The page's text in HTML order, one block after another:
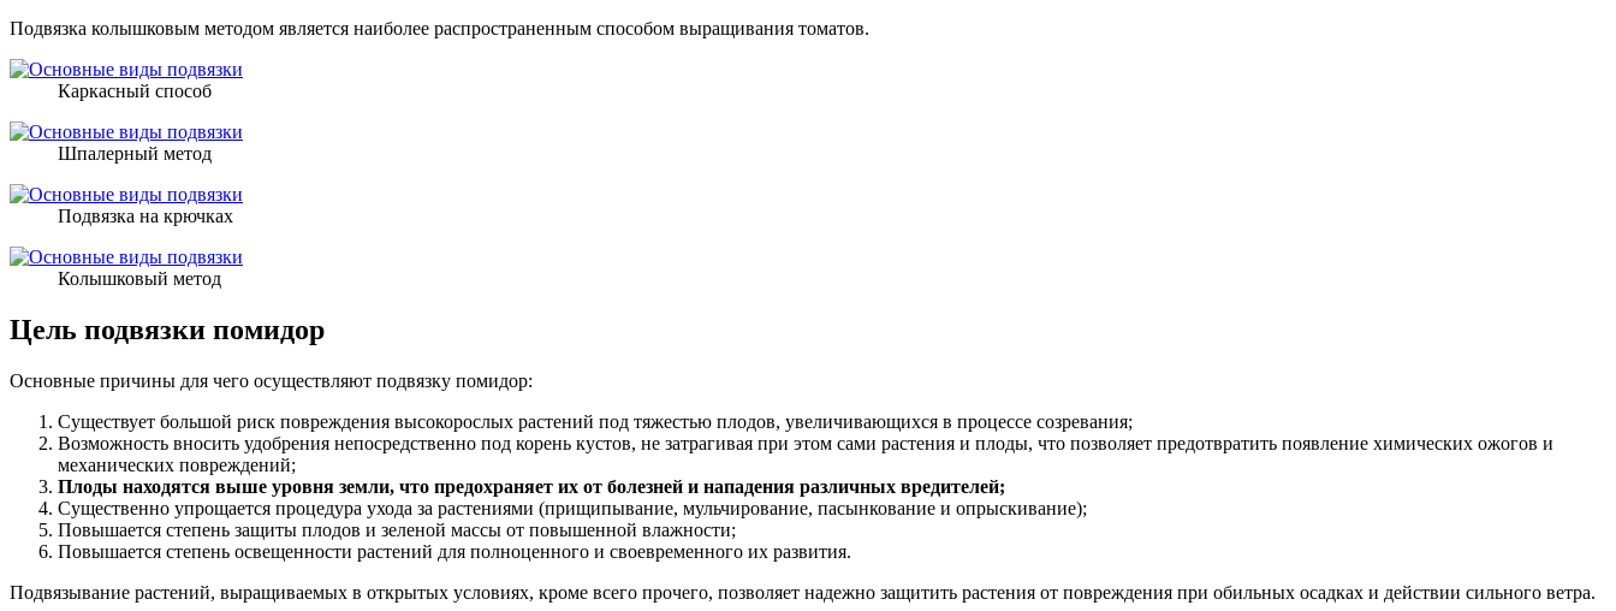
Подвязка колышковым методом является наиболее распространенным способом выращивания томатов.
Каркасный способ
Шпалерный метод
Подвязка на крючках
Колышковый метод
Цель подвязки помидор
Основные причины для чего осуществляют подвязку помидор:
Существует большой риск повреждения высокорослых растений под тяжестью плодов, увеличивающихся в процессе созревания;
Возможность вносить удобрения непосредственно под корень кустов, не затрагивая при этом сами растения и плоды, что позволяет предотвратить появление химических ожогов и
механических повреждений;
Плоды находятся выше уровня земли, что предохраняет их от болезней и нападения различных вредителей;
Существенно упрощается процедура ухода за растениями (прищипывание, мульчирование, пасынкование и опрыскивание);
Повышается степень защиты плодов и зеленой массы от повышенной влажности;
Повышается степень освещенности растений для полноценного и своевременного их развития.
Подвязывание растений, выращиваемых в открытых условиях, кроме всего прочего, позволяет надежно защитить растения от повреждения при обильных осадках и действии сильного ветра.